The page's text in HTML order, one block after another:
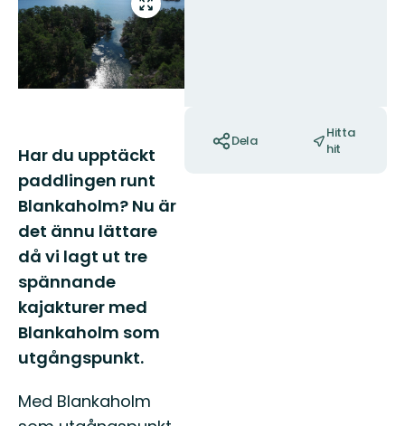
Gå
till
helskärmsläge
Har du upptäckt
paddlingen runt
Blankaholm? Nu är
det ännu lättare
då vi lagt ut tre
spännande
kajakturer med
Blankaholm som
utgångspunkt.
Med Blankaholm
Dela
Hitta
hit